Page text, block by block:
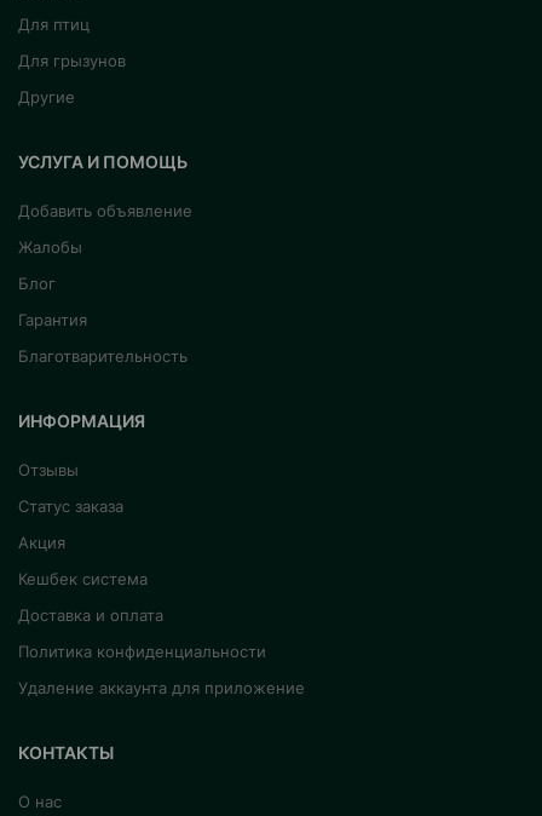
Для птиц
Для грызунов
Другие
УСЛУГА И ПОМОЩЬ
Добавить объявление
Жалобы
Блог
Гарантия
Благотварительность
ИНФОРМАЦИЯ
Отзывы
Статус заказа
Акция
Кешбек система
Доставка и оплата
Политика конфиденциальности
Удаление аккаунта для приложение
КОНТАКТЫ
О нас